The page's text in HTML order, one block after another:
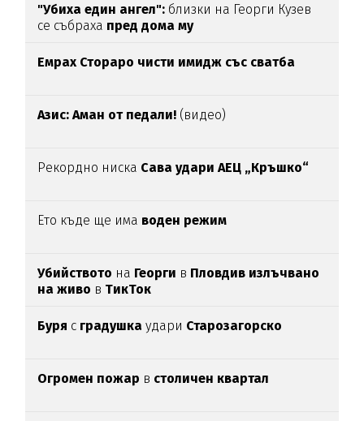
"Убиха един ангел": близки на Георги Кузев
се събраха пред дома му
Емрах Стораро чисти имидж със сватба
Азис: Аман от педали! (видео)
Рекордно ниска Сава удари АЕЦ „Кръшко“
Ето къде ще има воден режим
Убийството на Георги в Пловдив излъчвано
на живо в ТикТок
Буря с градушкаудари Старозагорско
Огромен пожар в столичен квартал